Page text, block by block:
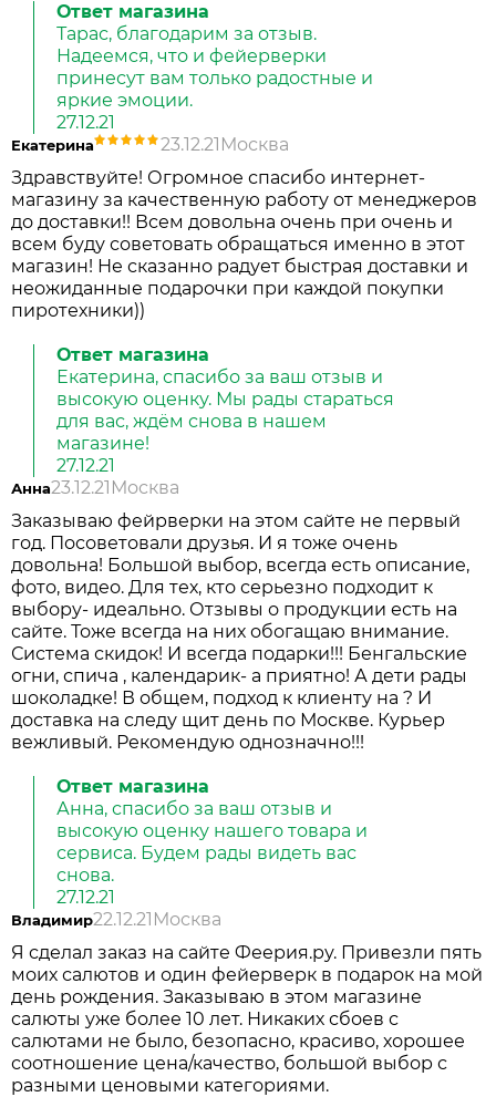
Ответ магазина
Тарас, благодарим за отзыв.
Надеемся, что и фейерверки
принесут вам только радостные и
яркие эмоции.
27.12.21
Екатерина 23.12.21 Москва
Здравствуйте! Огромное спасибо интернет-
магазину за качественную работу от менеджеров
до доставки!! Всем довольна очень при очень и
всем буду советовать обращаться именно в этот
магазин! Не сказанно радует быстрая доставки и
неожиданные подарочки при каждой покупки
пиротехники))
Ответ магазина
Екатерина, спасибо за ваш отзыв и
высокую оценку. Мы рады стараться
для вас, ждём снова в нашем
магазине!
27.12.21
Анна23.12.21 Москва
Заказываю фейрверки на этом сайте не первый
год. Посоветовали друзья. И я тоже очень
довольна! Большой выбор, всегда есть описание,
фото, видео. Для тех, кто серьезно подходит к
выбору- идеально. Отзывы о продукции есть на
сайте. Тоже всегда на них обогащаю внимание.
Система скидок! И всегда подарки!!! Бенгальские
огни, спича , календарик- а приятно! А дети рады
шоколадке! В общем, подход к клиенту на ? И
доставка на следу щит день по Москве. Курьер
вежливый. Рекомендую однозначно!!!
Ответ магазина
Анна, спасибо за ваш отзыв и
высокую оценку нашего товара и
сервиса. Будем рады видеть вас
снова.
27.12.21
Владимир22.12.21 Москва
Я сделал заказ на сайте Феерия.ру. Привезли пять
моих салютов и один фейерверк в подарок на мой
день рождения. Заказываю в этом магазине
салюты уже более 10 лет. Никаких сбоев с
салютами не было, безопасно, красиво, хорошее
соотношение цена/качество, большой выбор с
разными ценовыми категориями.